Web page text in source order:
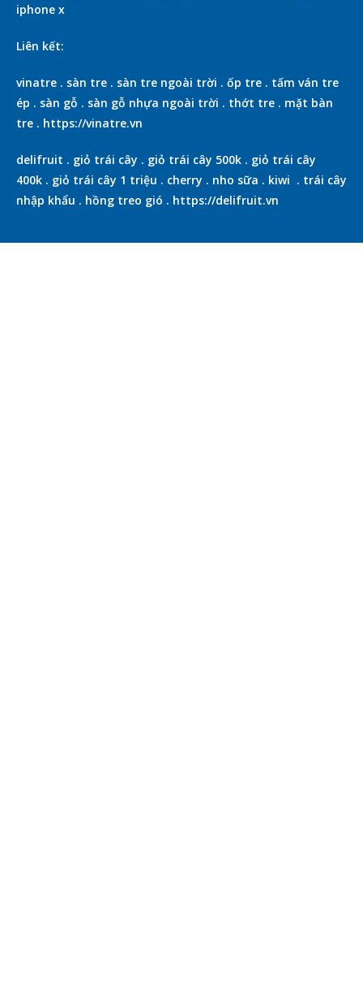
iphone x
Liên kết:
vinatre . sàn tre . sàn tre ngoài trời . ốp tre . tấm ván tre
ép . sàn gỗ . sàn gỗ nhựa ngoài trời . thớt tre . mặt bàn
tre . https://vinatre.vn
delifruit . giỏ trái cây . giỏ trái cây 500k . giỏ trái cây
400k . giỏ trái cây 1 triệu . cherry . nho sữa . kiwi . trái cây
nhập khẩu . hồng treo gió . https://delifruit.vn